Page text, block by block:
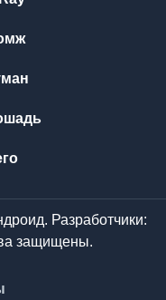
Разработчики:
защищены.